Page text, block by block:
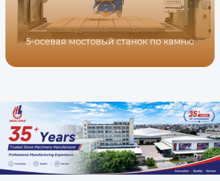
5-осевая мостовый станок по камню